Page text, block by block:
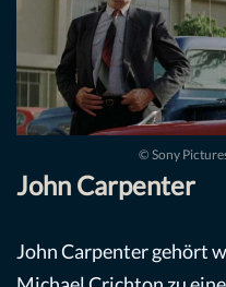
© Sony
John Carpenter
John Carpenter gehört